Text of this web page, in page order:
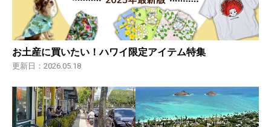
お土産に買いたい！ハワイ限定アイテム特集
更新日：2026.05.18